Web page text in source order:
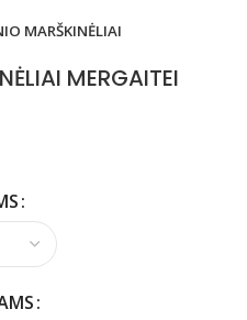
MARŠKINĖLIAI
MERGAITEI